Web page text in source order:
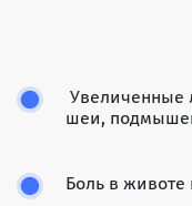
Увеличенные
шеи,
Боль в животе